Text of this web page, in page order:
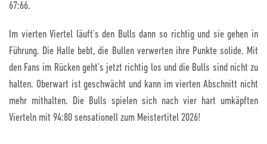
67:66.
Im vierten Viertel läuft’s den Bulls dann so richtig und sie gehen in
Führung. Die Halle bebt, die Bullen verwerten ihre Punkte solide. Mit
den Fans im Rücken geht’s jetzt richtig los und die Bulls sind nicht zu
halten. Oberwart ist geschwächt und kann im vierten Abschnitt nicht
mehr mithalten. Die Bulls spielen sich nach vier hart umkäpften
Vierteln mit 94:80 sensationell zum Meistertitel 2026!